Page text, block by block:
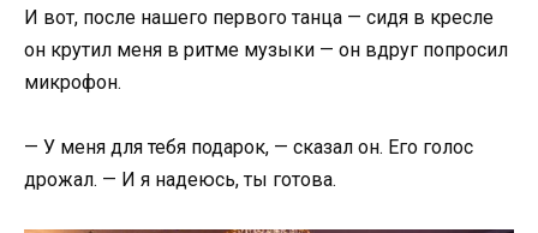
И вот, после нашего первого танца — сидя в кресле
он крутил меня в ритме музыки — он вдруг попросил
микрофон.
— У меня для тебя подарок, — сказал он. Его голос
дрожал. — И я надеюсь, ты готова.